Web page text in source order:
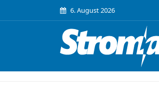
6. August 2026